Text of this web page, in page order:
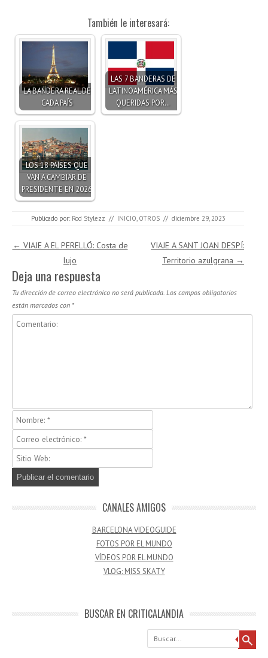
También le interesará:
LA BANDERA REAL DE
CADA PAÍS
LAS 7 BANDERAS DE
LATINOAMÉRICA MÁS
QUERIDAS POR…
LOS 18 PAÍSES QUE
VAN A CAMBIAR DE
PRESIDENTE EN 2026
Publicado por: Rod Stylezz // INICIO OTROS // diciembre 29, 2023
Navegación de entradas
← VIAJE A EL PERELLÓ: Costa de
lujo
VIAJE A SANT JOAN DESPÍ:
Territorio azulgrana →
Deja una respuesta
Tu dirección de correo electrónico no será publicada. Los campos obligatorios
están marcados con *
CANALES AMIGOS
BARCELONA VIDEOGUIDE
FOTOS POR EL MUNDO
VÍDEOS POR EL MUNDO
VLOG: MISS SKATY
BUSCAR EN CRITICALANDIA
Buscar